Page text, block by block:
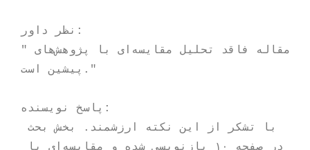
نظر داور:
"مقاله فاقد تحلیل مقایسه‌ای با پژوهش‌های
پیشین است."
پاسخ نویسنده: